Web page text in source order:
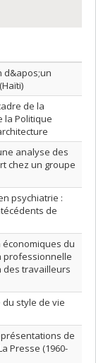
d&apos;un
de la
la Politique
analyse des
chez un groupe
psychiatrie :
de
du
professionnelle
des travailleurs
style de vie
de
Presse (1960-